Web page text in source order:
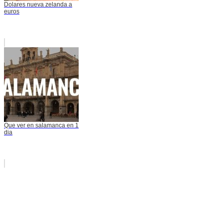
Dolares nueva zelanda a
euros
Que ver en salamanca en 1
dia